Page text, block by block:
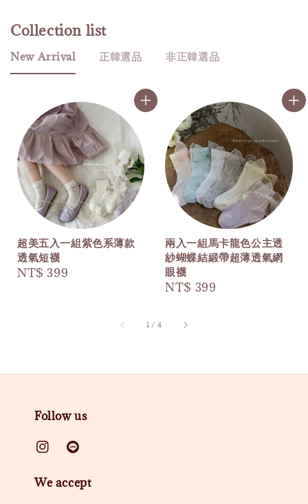
Collection list
New Arrival 正韓選品 非正韓選品
超美五入一組紫色系薄款
透氣短襪
Regular
NT$ 399
兩入一組馬卡龍色公主透
紗蝴蝶結緞帶超薄透氣網
眼襪
Regular
NT$ 399
1 / 4
Follow us
We accept